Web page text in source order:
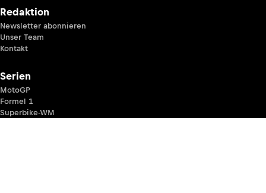
Redaktion
Newsletter abonnieren
Unser Team
Kontakt
Serien
MotoGP
Formel 1
Superbike-WM